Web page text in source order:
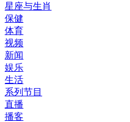
星座与生肖
保健
体育
视频
新闻
娱乐
生活
系列节目
直播
播客